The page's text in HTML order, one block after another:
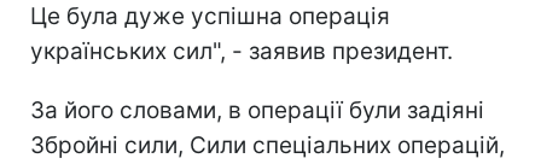
Це була дуже успішна операція
українських сил", - заявив президент.
За його словами, в операції були задіяні
Збройні сили, Сили спеціальних операцій,